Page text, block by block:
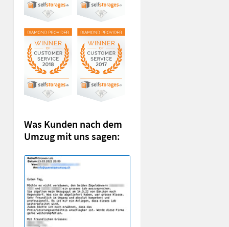
Was Kunden nach dem
Umzug mit uns sagen: